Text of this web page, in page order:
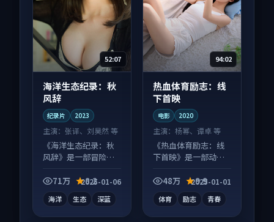
52:07
海洋生态纪录：秋
风辞
纪录片 2023
主演： 张译、刘昊然 等
《海洋生态纪录：秋
风辞》是一部冒险向
事并行，细节值得二
71万 8.2
2025-01-06
海洋 生态 深蓝
94:02
热血体育励志：线
下首映
电影 2020
主演：杨幂、谭卓 等
《热血体育励志：线
下首映》是一部动作
事并行，细节值得二
48万 9.9
2025-01-01
体育 励志 青春